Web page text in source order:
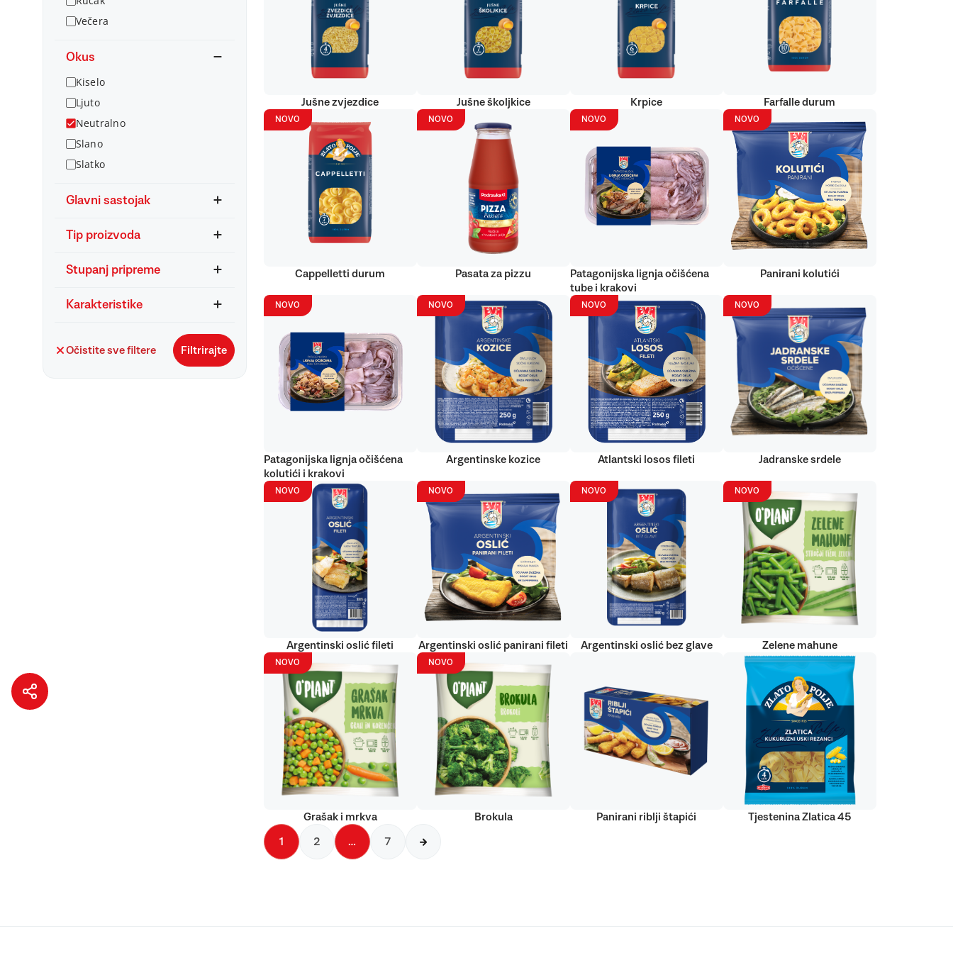
Večera
Okus
Kiselo
Ljuto
Neutralno
Slano
Slatko
Glavni sastojak
Tip proizvoda
Stupanj pripreme
Karakteristike
Očistite sve filtere Filtrirajte
Jušne zvjezdice Jušne školjkice Krpice Farfalle durum
NOVO
Cappelletti durum
NOVO
Pasata za pizzu
NOVO
Patagonijska lignja očišćena
tube i krakovi
NOVO
Panirani kolutići
NOVO
Patagonijska lignja očišćena
kolutići i krakovi
NOVO
Argentinske kozice
NOVO
Atlantski losos fileti
NOVO
Jadranske srdele
NOVO
Argentinski oslić fileti
NOVO
Argentinski oslić panirani fileti
NOVO
Argentinski oslić bez glave
NOVO
Zelene mahune
NOVO
Grašak i mrkva
NOVO
Brokula Panirani riblji štapići Tjestenina Zlatica 45
1 2 … 7